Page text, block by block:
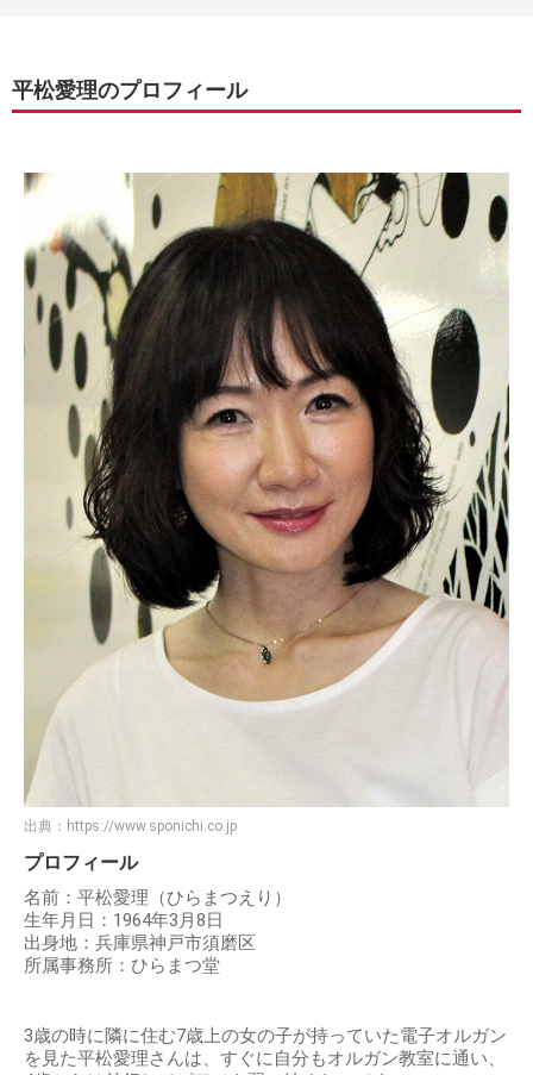
平松愛理のプロフィール
出典： https://www.sponichi.co.jp
プロフィール
名前：平松愛理（ひらまつえり）
生年月日：1964年3月8日
出身地：兵庫県神戸市須磨区
所属事務所：ひらまつ堂
3歳の時に隣に住む7歳上の女の子が持っていた電子オルガン
を見た平松愛理さんは、すぐに自分もオルガン教室に通い、